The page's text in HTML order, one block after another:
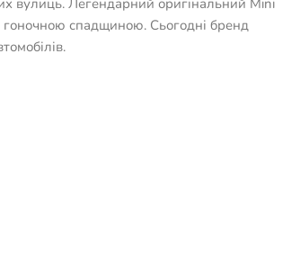
вулиць. Легендарний оригінальний Mini
гоночною спадщиною. Сьогодні бренд